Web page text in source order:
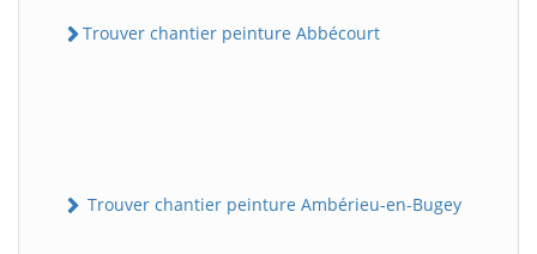
Trouver chantier peinture Abbécourt
Trouver chantier peinture Ambérieu-en-Bugey